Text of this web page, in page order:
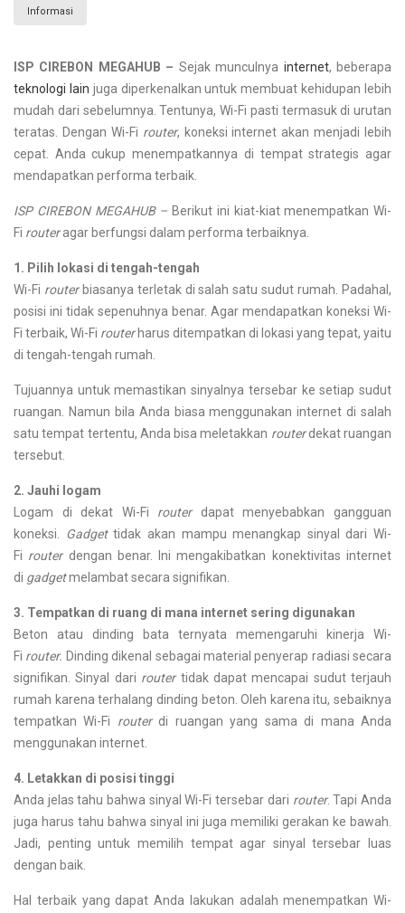
Informasi
ISP CIREBON MEGAHUB – Sejak munculnya internet, beberapa
teknologi lain juga diperkenalkan untuk membuat kehidupan lebih
mudah dari sebelumnya. Tentunya, Wi-Fi pasti termasuk di urutan
teratas. Dengan Wi-Fi router, koneksi internet akan menjadi lebih
cepat. Anda cukup menempatkannya di tempat strategis agar
mendapatkan performa terbaik.
ISP CIREBON MEGAHUB – Berikut ini kiat-kiat menempatkan Wi-
Fi routeragar berfungsi dalam performa terbaiknya.
1. Pilih lokasi di tengah-tengah
Wi-Fi routerbiasanya terletak di salah satu sudut rumah. Padahal,
posisi ini tidak sepenuhnya benar. Agar mendapatkan koneksi Wi-
Fi terbaik, Wi-Fi routerharus ditempatkan di lokasi yang tepat, yaitu
di tengah-tengah rumah.
Tujuannya untuk memastikan sinyalnya tersebar ke setiap sudut
ruangan. Namun bila Anda biasa menggunakan internet di salah
satu tempat tertentu, Anda bisa meletakkan routerdekat ruangan
tersebut.
2. Jauhi logam
Logam di dekat Wi-Fi router dapat menyebabkan gangguan
koneksi. Gadgettidak akan mampu menangkap sinyal dari Wi-
Fi router dengan benar. Ini mengakibatkan konektivitas internet
di gadgetmelambat secara signifikan.
3. Tempatkan di ruang di mana internet sering digunakan
Beton atau dinding bata ternyata memengaruhi kinerja Wi-
Fi router. Dinding dikenal sebagai material penyerap radiasi secara
signifikan. Sinyal dari router tidak dapat mencapai sudut terjauh
rumah karena terhalang dinding beton. Oleh karena itu, sebaiknya
tempatkan Wi-Fi routerdi ruangan yang sama di mana Anda
menggunakan internet.
4. Letakkan di posisi tinggi
Anda jelas tahu bahwa sinyal Wi-Fi tersebar dari router. Tapi Anda
juga harus tahu bahwa sinyal ini juga memiliki gerakan ke bawah.
Jadi, penting untuk memilih tempat agar sinyal tersebar luas
dengan baik.
Hal terbaik yang dapat Anda lakukan adalah menempatkan Wi-